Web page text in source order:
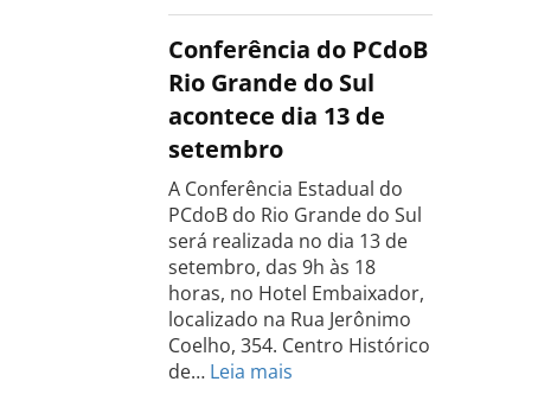
Estadual
do
Tocantins
será
realizada
18
de
setembro
Conferência do PCdoB
Rio Grande do Sul
acontece dia 13 de
setembro
A Conferência Estadual do
PCdoB do Rio Grande do Sul
será realizada no dia 13 de
setembro, das 9h às 18
horas, no Hotel Embaixador,
localizado na Rua Jerônimo
Coelho, 354. Centro Histórico
de… Leia mais